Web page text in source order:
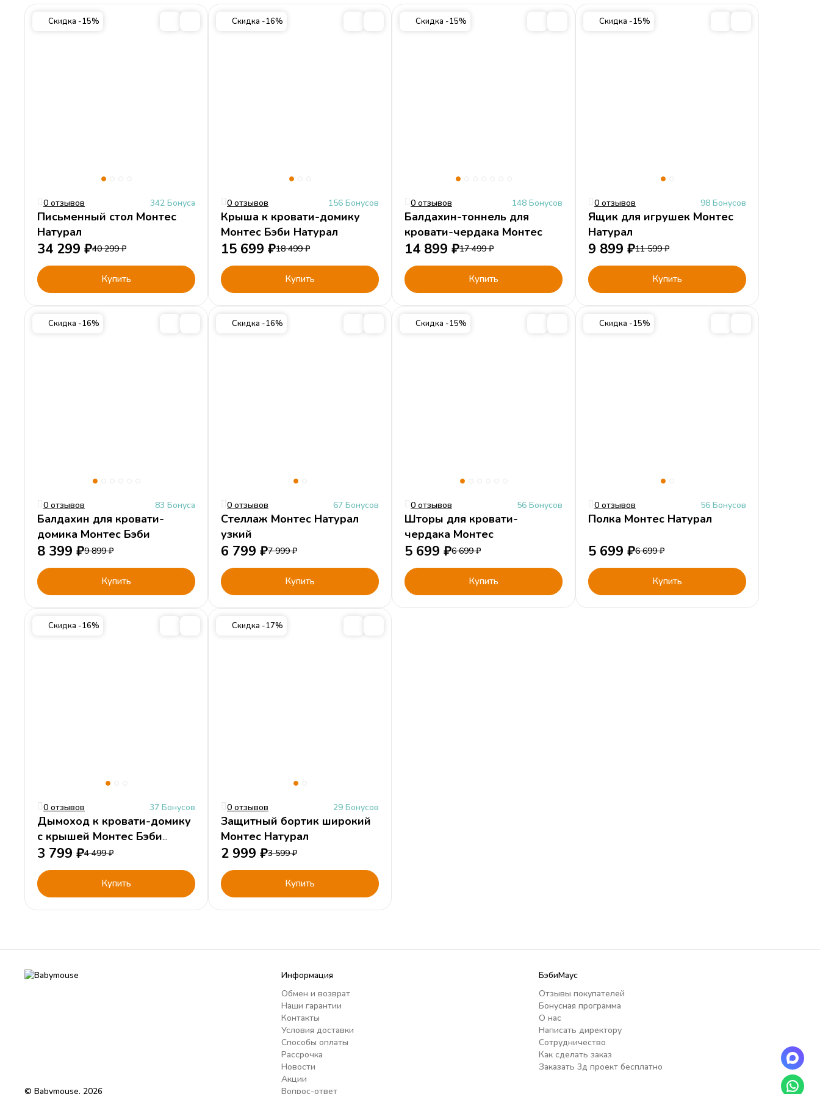
216 см
20.76.1304.00
Скидка -15%
0 отзывов 342 Бонуса
Письменный стол Монтес
Натурал
34 299 ₽40 299₽
Купить
Скидка -16%
0 отзывов 156 Бонусов
Крыша к кровати-домику
Монтес Бэби Натурал
15 699 ₽18 499₽
Купить
Скидка -15%
0 отзывов 148 Бонусов
Балдахин-тоннель для
кровати-чердака Монтес
14 899 ₽17 499₽
Купить
Скидка -15%
0 отзывов 98 Бонусов
Ящик для игрушек Монтес
Натурал
9 899 ₽11 599₽
Купить
Скидка -16%
0 отзывов 83 Бонуса
Балдахин для кровати-
домика Монтес Бэби
8 399 ₽9 899₽
Купить
Скидка -16%
0 отзывов 67 Бонусов
Стеллаж Монтес Натурал
узкий
6 799 ₽7 999₽
Купить
Скидка -15%
0 отзывов 56 Бонусов
Шторы для кровати-
чердака Монтес
5 699 ₽6 699₽
Купить
Скидка -15%
0 отзывов 56 Бонусов
Полка Монтес Натурал
5 699 ₽6 699₽
Купить
Скидка -16%
0 отзывов 37 Бонусов
Дымоход к кровати-домику
с крышей Монтес Бэби
Натурал
3 799 ₽4 499₽
Купить
Скидка -17%
0 отзывов 29 Бонусов
Защитный бортик широкий
Монтес Натурал
2 999 ₽3 599₽
Купить
© Babymouse, 2026
Информация
Обмен и возврат
Наши гарантии
Контакты
Условия доставки
Способы оплаты
Рассрочка
Новости
Акции
Вопрос-ответ
БэбиМаус
Отзывы покупателей
Бонусная программа
О нас
Написать директору
Сотрудничество
Как сделать заказ
Заказать 3д проект бесплатно